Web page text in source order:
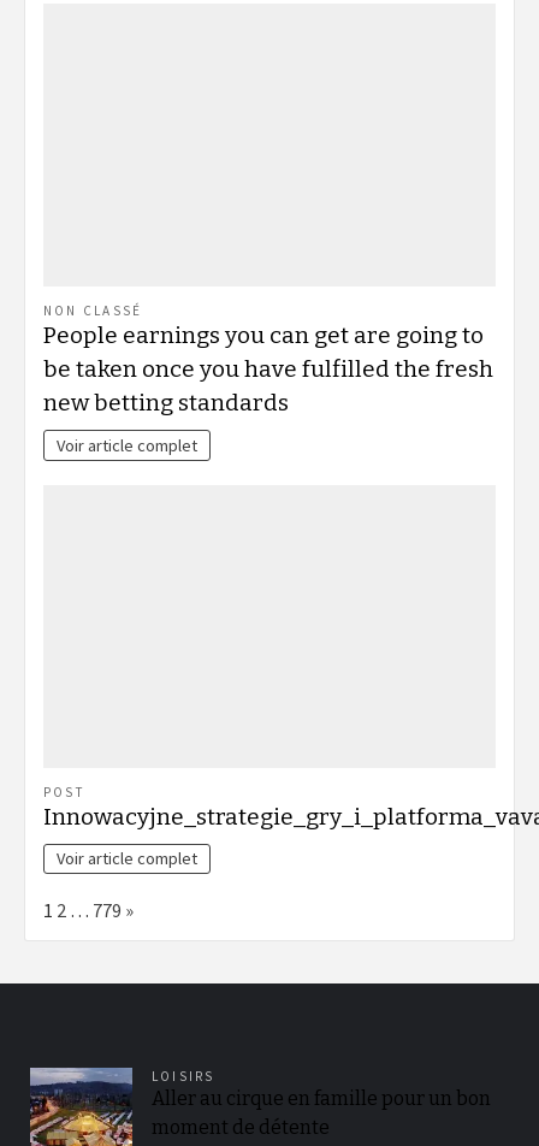
NON CLASSÉ
People earnings you can get are going to
be taken once you have fulfilled the fresh
new betting standards
Voir article complet
POST
Voir article complet
Page:
1 2 … 779 Next
»
LOISIRS
Aller au cirque en famille pour un bon
moment de détente